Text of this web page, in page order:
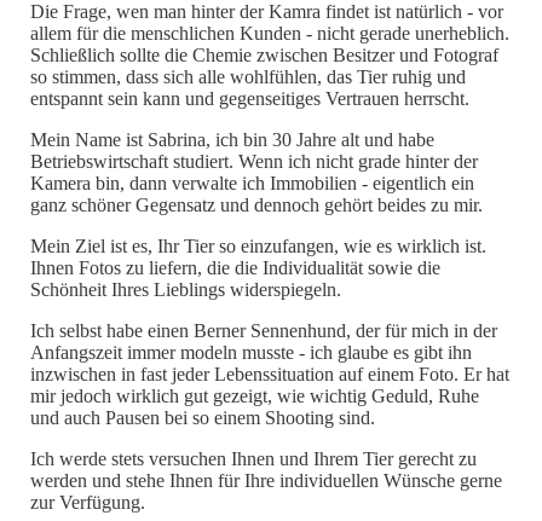
Die Frage, wen man hinter der Kamra findet ist natürlich - vor
allem für die menschlichen Kunden - nicht gerade unerheblich.
Schließlich sollte die Chemie zwischen Besitzer und Fotograf
so stimmen, dass sich alle wohlfühlen, das Tier ruhig und
entspannt sein kann und gegenseitiges Vertrauen herrscht.
Mein Name ist Sabrina, ich bin 30 Jahre alt und habe
Betriebswirtschaft studiert. Wenn ich nicht grade hinter der
Kamera bin, dann verwalte ich Immobilien - eigentlich ein
ganz schöner Gegensatz und dennoch gehört beides zu mir.
Mein Ziel ist es, Ihr Tier so einzufangen, wie es wirklich ist.
Ihnen Fotos zu liefern, die die Individualität sowie die
Schönheit Ihres Lieblings widerspiegeln.
Ich selbst habe einen Berner Sennenhund, der für mich in der
Anfangszeit immer modeln musste - ich glaube es gibt ihn
inzwischen in fast jeder Lebenssituation auf einem Foto. Er hat
mir jedoch wirklich gut gezeigt, wie wichtig Geduld, Ruhe
und auch Pausen bei so einem Shooting sind.
Ich werde stets versuchen Ihnen und Ihrem Tier gerecht zu
werden und stehe Ihnen für Ihre individuellen Wünsche gerne
zur Verfügung.